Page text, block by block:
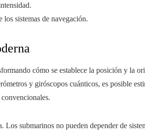
sistemas de navegación.
cómo se establece la posición y la
y giróscopos cuánticos, es posible
submarinos no pueden depender de